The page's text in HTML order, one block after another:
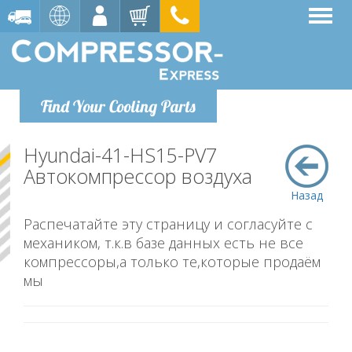
Find Your Cooling Parts
Назад
Hyundai-41-HS15-PV7
Автокомпрессор воздуха
Распечатайте эту страницу и согласуйте с
механиком, т.к.в базе данных есть не все
компрессоры,а только те,которые продаём
мы